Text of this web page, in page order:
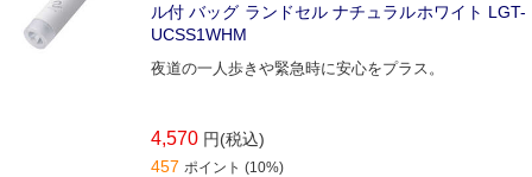
ル付 バッグ ランドセル ナチュラルホワイト LGT-
UCSS1WHM
夜道の一人歩きや緊急時に安心をプラス。
4,570 円(税込)
457 ポイント (10%)